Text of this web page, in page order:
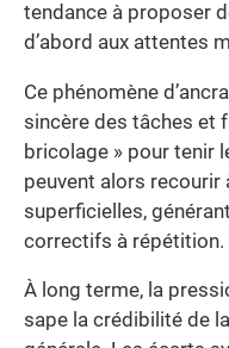
tendance à proposer
d’abord aux attentes
Ce phénomène
sincère des tâches et
bricolage » pour tenir
peuvent alors
superficielles,
correctifs à répétition.
À long terme, la
sape la crédibilité de